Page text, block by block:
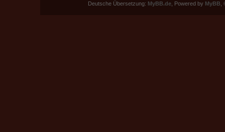
Deutsche Übersetzung: MyBB.de , Powered by MyBB